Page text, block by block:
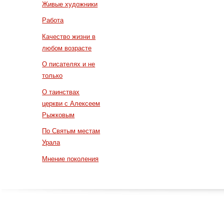
Живые художники
Работа
Качество жизни в
любом возрасте
О писателях и не
только
О таинствах
церкви с Алексеем
Рыжковым
По Святым местам
Урала
Мнение поколения